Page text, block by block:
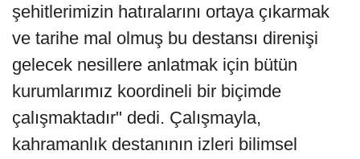
şehitlerimizin hatıralarını ortaya çıkarmak
ve tarihe mal olmuş bu destansı direnişi
gelecek nesillere anlatmak için bütün
kurumlarımız koordineli bir biçimde
çalışmaktadır" dedi. Çalışmayla,
kahramanlık destanının izleri bilimsel